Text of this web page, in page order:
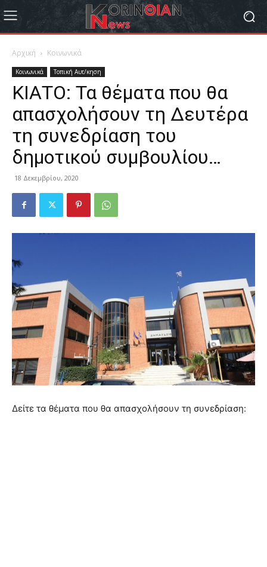
Αρχική Κοινωνικά
Κοινωνικά Τοπική Αυτ/κηση
ΚΙΑΤΟ: Τα θέματα που θα
απασχολήσουν τη Δευτέρα
τη συνεδρίαση του
δημοτικού συμβουλίου…
18 Δεκεμβρίου, 2020
Δείτε τα θέματα που θα απασχολήσουν τη συνεδρίαση: